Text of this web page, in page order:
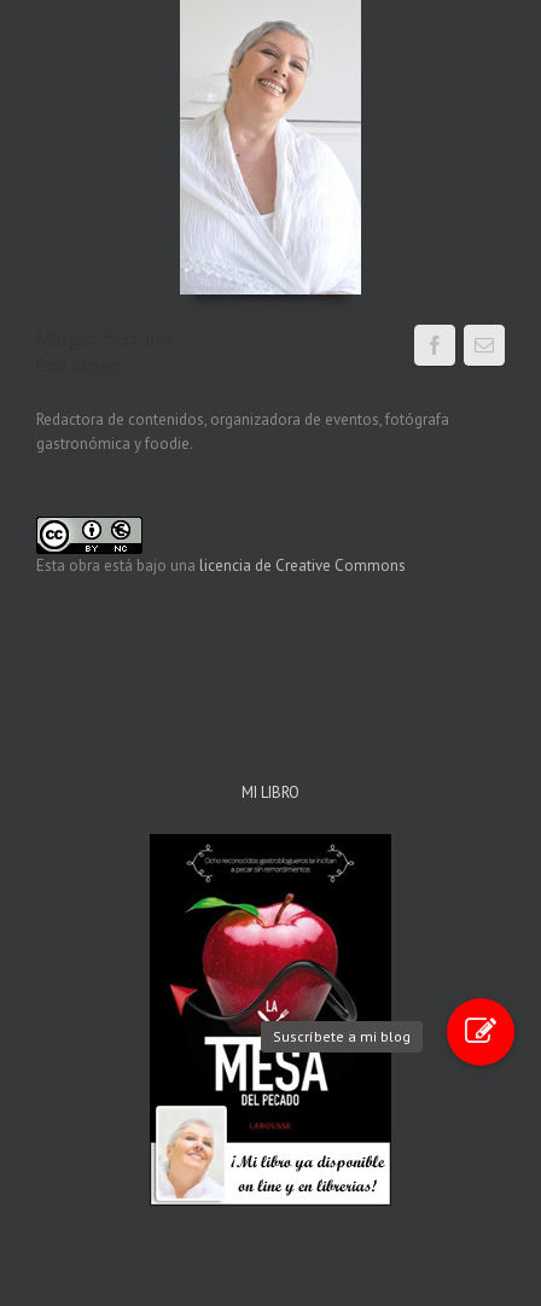
Redactora de contenidos, organizadora de eventos, fotógrafa
gastronómica y foodie.
Esta obra está bajo una licencia de Creative Commons
MI LIBRO
Suscríbete a mi blog